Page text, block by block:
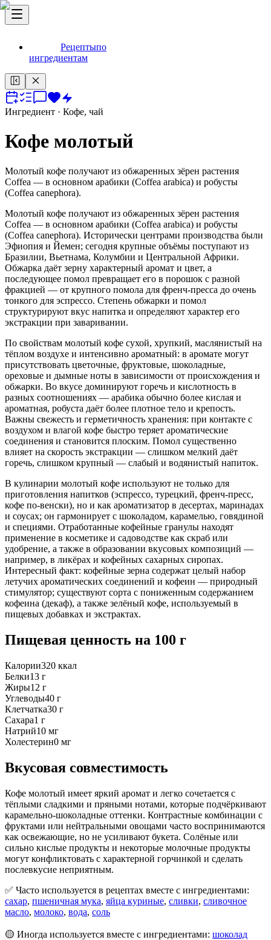
Рецептыпо
ингредиентам
Ингредиент · Кофе, чай
Кофе молотый
Молотый кофе получают из обжаренных зёрен растения
Coffea — в основном арабики (Coffea arabica) и робусты
(Coffea canephora).
Молотый кофе получают из обжаренных зёрен растения
Coffea — в основном арабики (Coffea arabica) и робусты
(Coffea canephora). Исторически центрами производства были
Эфиопия и Йемен; сегодня крупные объёмы поступают из
Бразилии, Вьетнама, Колумбии и Центральной Африки.
Обжарка даёт зерну характерный аромат и цвет, а
последующее помол превращает его в порошок с разной
фракцией — от крупного помола для френч-пресса до очень
тонкого для эспрессо. Степень обжарки и помол
структурируют вкус напитка и определяют характер его
экстракции при заваривании.
По свойствам молотый кофе сухой, хрупкий, маслянистый на
тёплом воздухе и интенсивно ароматный: в аромате могут
присутствовать цветочные, фруктовые, шоколадные,
ореховые и дымные ноты в зависимости от происхождения и
обжарки. Во вкусе доминируют горечь и кислотность в
разных соотношениях — арабика обычно более кислая и
ароматная, робуста даёт более плотное тело и крепость.
Важны свежесть и герметичность хранения: при контакте с
воздухом и влагой кофе быстро теряет ароматические
соединения и становится плоским. Помол существенно
влияет на скорость экстракции — слишком мелкий даёт
горечь, слишком крупный — слабый и водянистый напиток.
В кулинарии молотый кофе используют не только для
приготовления напитков (эспрессо, турецкий, френч-пресс,
кофе по-венски), но и как ароматизатор в десертах, маринадах
и соусах; он гармонирует с шоколадом, карамелью, говядиной
и специями. Отработанные кофейные гранулы находят
применение в косметике и садоводстве как скраб или
удобрение, а также в образовании вкусовых композиций —
например, в ликёрах и кофейных сахарных сиропах.
Интересный факт: кофейные зерна содержат целый набор
летучих ароматических соединений и кофеин — природный
стимулятор; существуют сорта с пониженным содержанием
кофеина (декаф), а также зелёный кофе, используемый в
пищевых добавках и экстрактах.
Пищевая ценность на 100 г
Калории320 ккал
Белки13 г
Жиры12 г
Углеводы40 г
Клетчатка30 г
Сахара1 г
Натрий10 мг
Холестерин0 мг
Вкусовая совместимость
Кофе молотый имеет яркий аромат и легко сочетается с
тёплыми сладкими и пряными нотами, которые подчёркивают
карамельно-шоколадные оттенки. Контрастные комбинации с
фруктами или нейтральными овощами часто воспринимаются
как освежающие, но не усиливают букета. Солёные или
сильно кислые продукты и некоторые молочные продукты
могут конфликтовать с характерной горчинкой и сделать
послевкусие неприятным.
✅ Часто используется в рецептах вместе с ингредиентами:
сахар, пшеничная мука, яйца куриные, сливки, сливочное
масло, молоко, вода, соль
🟡 Иногда используется вместе с ингредиентами: шоколад